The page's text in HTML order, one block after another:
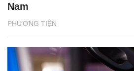
PHƯƠNG TIỆN
Nam